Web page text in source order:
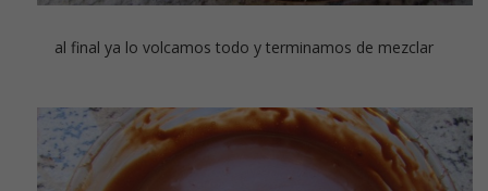
al final ya lo volcamos todo y terminamos de mezclar